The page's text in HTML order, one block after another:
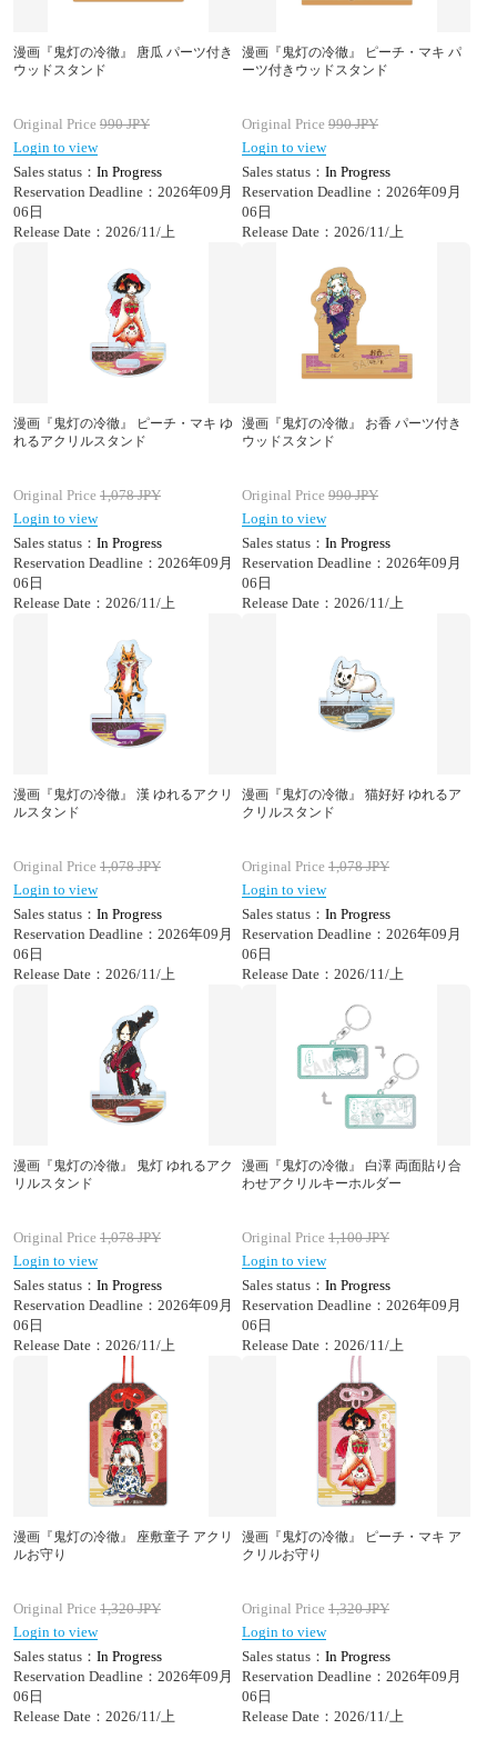
漫画『鬼灯の冷徹』 唐瓜 パーツ付き
ウッドスタンド
Original Price 990JPY
Login to view
Sales status： In Progress
Reservation Deadline：2026年09月
06日
Release Date：2026/11/上
漫画『鬼灯の冷徹』 ピーチ・マキ パ
ーツ付きウッドスタンド
Original Price 990JPY
Login to view
Sales status： In Progress
Reservation Deadline：2026年09月
06日
Release Date：2026/11/上
漫画『鬼灯の冷徹』 ピーチ・マキ ゆ
れるアクリルスタンド
Original Price 1,078JPY
Login to view
Sales status： In Progress
Reservation Deadline：2026年09月
06日
Release Date：2026/11/上
漫画『鬼灯の冷徹』 お香 パーツ付き
ウッドスタンド
Original Price 990JPY
Login to view
Sales status： In Progress
Reservation Deadline：2026年09月
06日
Release Date：2026/11/上
漫画『鬼灯の冷徹』 漢 ゆれるアクリ
ルスタンド
Original Price 1,078JPY
Login to view
Sales status： In Progress
Reservation Deadline：2026年09月
06日
Release Date：2026/11/上
漫画『鬼灯の冷徹』 猫好好 ゆれるア
クリルスタンド
Original Price 1,078JPY
Login to view
Sales status： In Progress
Reservation Deadline：2026年09月
06日
Release Date：2026/11/上
漫画『鬼灯の冷徹』 鬼灯 ゆれるアク
リルスタンド
Original Price 1,078JPY
Login to view
Sales status： In Progress
Reservation Deadline：2026年09月
06日
Release Date：2026/11/上
漫画『鬼灯の冷徹』 白澤 両面貼り合
わせアクリルキーホルダー
Original Price 1,100JPY
Login to view
Sales status： In Progress
Reservation Deadline：2026年09月
06日
Release Date：2026/11/上
漫画『鬼灯の冷徹』 座敷童子 アクリ
ルお守り
Original Price 1,320JPY
Login to view
Sales status： In Progress
Reservation Deadline：2026年09月
06日
Release Date：2026/11/上
漫画『鬼灯の冷徹』 ピーチ・マキ ア
クリルお守り
Original Price 1,320JPY
Login to view
Sales status： In Progress
Reservation Deadline：2026年09月
06日
Release Date：2026/11/上